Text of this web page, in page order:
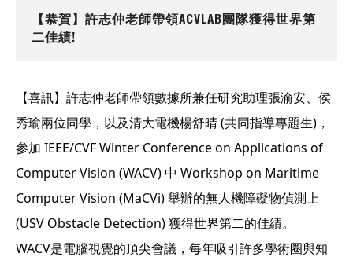
【恭賀】許志仲老師帶領ACVLAB團隊獲得世界第
二佳績!
【喜訊】 許志仲老師帶領數據所兼任研究助理張渝安、侯
秀瑜兩位同學，以及清大電機楊舒晴 (共同指導專題生)，
參加 IEEE/CVF Winter Conference on Applications of
Computer Vision (WACV) 中 Workshop on Maritime
Computer Vision (MaCVi) 舉辦的無人機障礙物偵測上
(USV Obstacle Detection) 獲得世界第二的佳績。
WACV是電腦視覺的頂尖會議，每年吸引許多學術圈與知